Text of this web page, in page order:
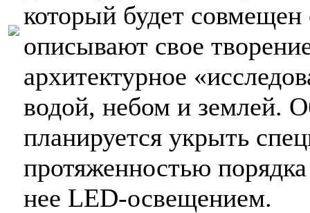
который будет
описывают свое
архитектурное
водой, небом и землей.
планируется укрыть
протяженностью
нее LED-освещением.